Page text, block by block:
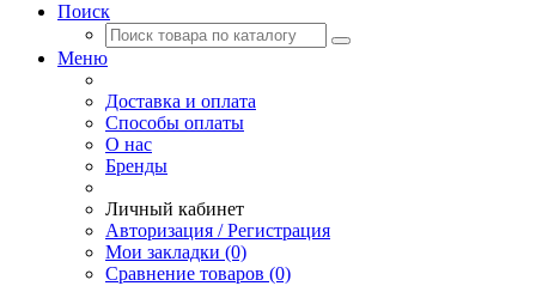
Поиск
Меню
Доставка и оплата
Способы оплаты
О нас
Бренды
Личный кабинет
Авторизация / Регистрация
Мои закладки (0)
Сравнение товаров (0)